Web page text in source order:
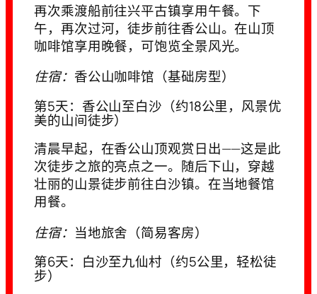
再次乘渡船前往兴平古镇享用午餐。下
午，再次过河，徒步前往香公山。在山顶
咖啡馆享用晚餐，可饱览全景风光。
住宿： 香公山咖啡馆（基础房型）
第5天：香公山至白沙（约18公里，风景优
美的山间徒步）
清晨早起，在香公山顶观赏日出——这是此
次徒步之旅的亮点之一。随后下山，穿越
壮丽的山景徒步前往白沙镇。在当地餐馆
用餐。
住宿： 当地旅舍（简易客房）
第6天：白沙至九仙村（约5公里，轻松徒
步）